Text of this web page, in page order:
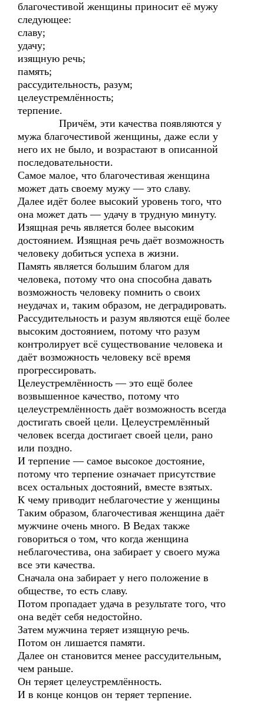
благочестивой женщины приносит её мужу
следующее:
славу;
удачу;
изящную речь;
память;
рассудительность, разум;
целеустремлённость;
терпение.
Причём, эти качества появляются у
мужа благочестивой женщины, даже если у
него их не было, и возрастают в описанной
последовательности.
Самое малое, что благочестивая женщина
может дать своему мужу — это славу.
Далее идёт более высокий уровень того, что
она может дать — удачу в трудную минуту.
Изящная речь является более высоким
достоянием. Изящная речь даёт возможность
человеку добиться успеха в жизни.
Память является большим благом для
человека, потому что она способна давать
возможность человеку помнить о своих
неудачах и, таким образом, не деградировать.
Рассудительность и разум являются ещё более
высоким достоянием, потому что разум
контролирует всё существование человека и
даёт возможность человеку всё время
прогрессировать.
Целеустремлённость — это ещё более
возвышенное качество, потому что
целеустремлённость даёт возможность всегда
достигать своей цели. Целеустремлённый
человек всегда достигает своей цели, рано
или поздно.
И терпение — самое высокое достояние,
потому что терпение означает присутствие
всех остальных достояний, вместе взятых.
К чему приводит неблагочестие у женщины
Таким образом, благочестивая женщина даёт
мужчине очень много. В Ведах также
говориться о том, что когда женщина
неблагочестива, она забирает у своего мужа
все эти качества.
Сначала она забирает у него положение в
обществе, то есть славу.
Потом пропадает удача в результате того, что
она ведёт себя недостойно.
Затем мужчина теряет изящную речь.
Потом он лишается памяти.
Далее он становится менее рассудительным,
чем раньше.
Он теряет целеустремлённость.
И в конце концов он теряет терпение.